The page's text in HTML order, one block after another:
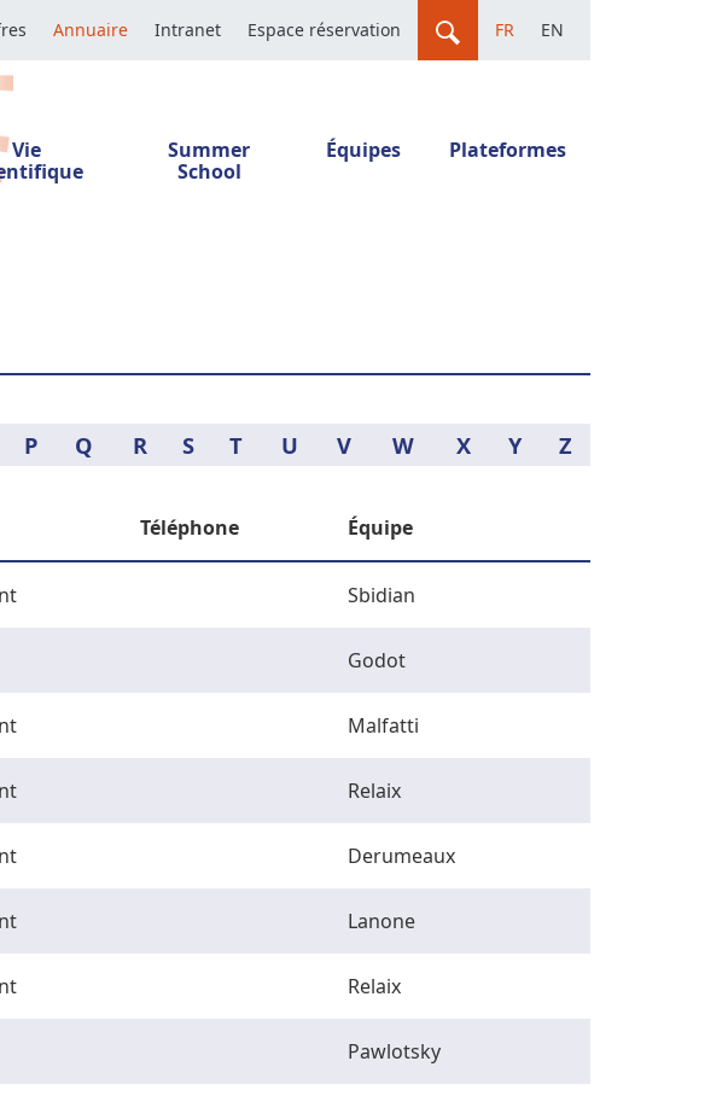
Annuaire Intranet Espace réservation FR EN
Vie
Summer
School
Équipes Plateformes
P Q R S T U V W X Y Z
Téléphone Équipe
Sbidian
Godot
Malfatti
Relaix
Derumeaux
Lanone
Relaix
Pawlotsky